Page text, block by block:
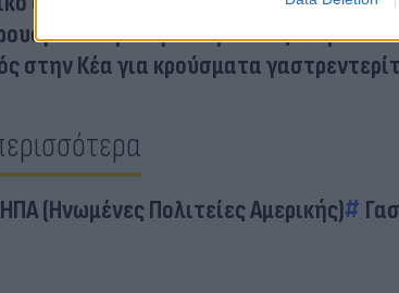
γαστρεντερίτιδας στην Κέα
στην Κέα για κρούσματα
ΗΠΑ (Ηνωμένες Πολιτείες Αμερικής)